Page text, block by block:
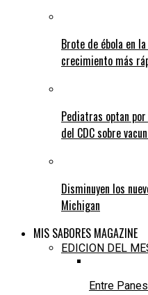
Brote de ébola en
crecimiento más
Pediatras optan
del CDC sobre
Disminuyen los
Michigan
MIS SABORES MAGAZINE
EDICION DEL
Entre